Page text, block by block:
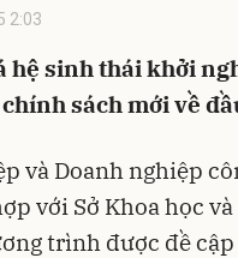
2:03
hệ sinh thái khởi
sách mới về
và Doanh nghiệp
với Sở Khoa học
trình được đề